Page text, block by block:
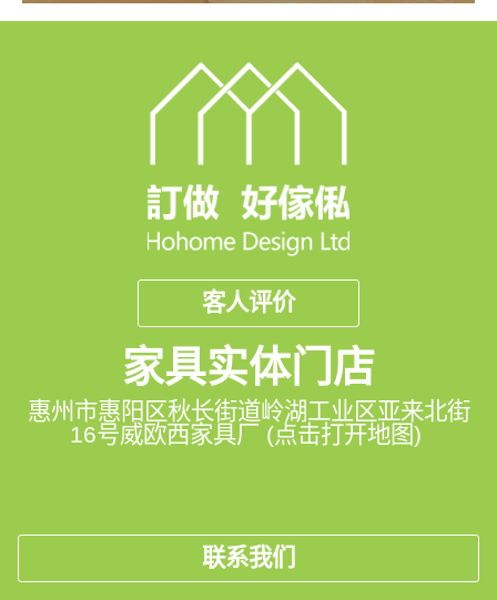
客人评价
家具实体门店
惠州市惠阳区秋长街道岭湖工业区亚来北街
16号威欧西家具厂 (点击打开地图)
联系我们